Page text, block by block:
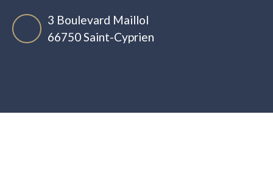
3 Boulevard Maillol
66750 Saint-Cyprien